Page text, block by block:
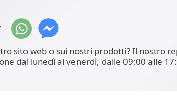
sito web o sui nostri prodotti? Il nostro
dal lunedì al venerdì, dalle 09:00 alle